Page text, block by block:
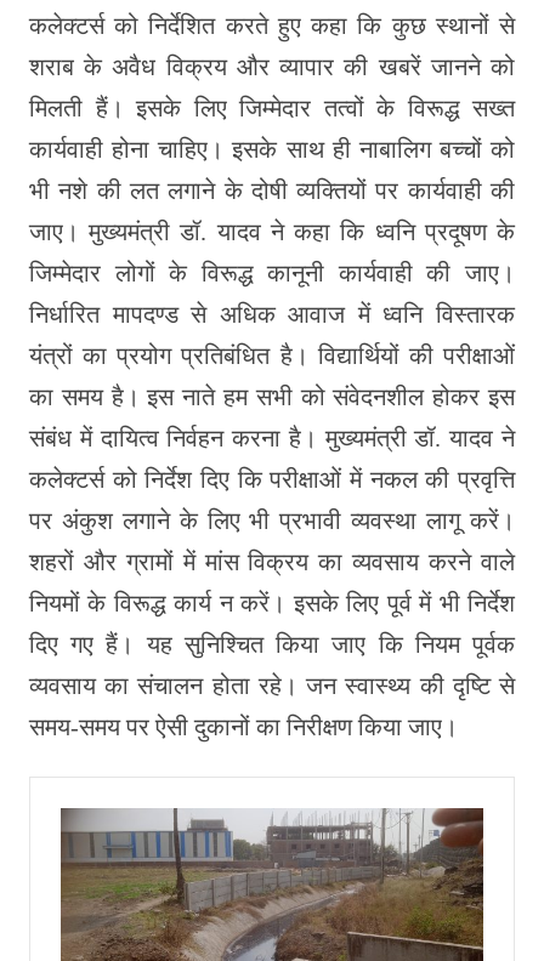
कलेक्टर्स को निर्देशित करते हुए कहा कि कुछ स्थानों से
शराब के अवैध विक्रय और व्यापार की खबरें जानने को
मिलती हैं। इसके लिए जिम्मेदार तत्वों के विरूद्ध सख्त
कार्यवाही होना चाहिए। इसके साथ ही नाबालिग बच्चों को
भी नशे की लत लगाने के दोषी व्यक्तियों पर कार्यवाही की
जाए। मुख्यमंत्री डॉ. यादव ने कहा कि ध्वनि प्रदूषण के
जिम्मेदार लोगों के विरूद्ध कानूनी कार्यवाही की जाए।
निर्धारित मापदण्ड से अधिक आवाज में ध्वनि विस्तारक
यंत्रों का प्रयोग प्रतिबंधित है। विद्यार्थियों की परीक्षाओं
का समय है। इस नाते हम सभी को संवेदनशील होकर इस
संबंध में दायित्व निर्वहन करना है। मुख्यमंत्री डॉ. यादव ने
कलेक्टर्स को निर्देश दिए कि परीक्षाओं में नकल की प्रवृत्ति
पर अंकुश लगाने के लिए भी प्रभावी व्यवस्था लागू करें।
शहरों और ग्रामों में मांस विक्रय का व्यवसाय करने वाले
नियमों के विरूद्ध कार्य न करें। इसके लिए पूर्व में भी निर्देश
दिए गए हैं। यह सुनिश्चित किया जाए कि नियम पूर्वक
व्यवसाय का संचालन होता रहे। जन स्वास्थ्य की दृष्टि से
समय-समय पर ऐसी दुकानों का निरीक्षण किया जाए।